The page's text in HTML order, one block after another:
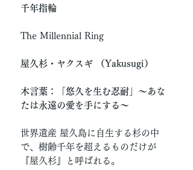
千年指輪
The Millennial Ring
屋久杉・ヤクスギ （Yakusugi）
木言葉：「悠久を生む忍耐」〜あな
たは永遠の愛を手にする〜
世界遺産 屋久島に自生する杉の中
で、樹齢千年を超えるものだけが
『屋久杉』と呼ばれる。